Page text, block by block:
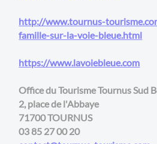
http://www.tournus-
famille-sur-la-voie-bleue.html
​​​​​​​https://www.lavoiebleue.com
Office du Tourisme Tournus Sud
2, place de l'Abbaye
71700 TOURNUS
​​​​​​​03 85 27 00 20